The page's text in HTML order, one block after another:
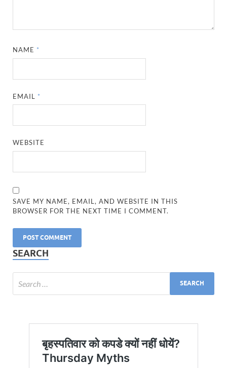
NAME *
EMAIL *
WEBSITE
SAVE MY NAME, EMAIL, AND WEBSITE IN THIS
BROWSER FOR THE NEXT TIME I COMMENT.
SEARCH